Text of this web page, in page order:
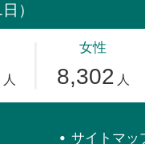
サイトマッ